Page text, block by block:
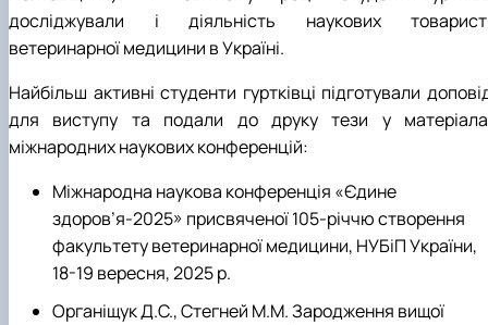
досліджували і діяльність наукових
ветеринарної медицини в Україні.
Найбільш активні студенти гуртківці підготували
для виступу та подали до друку тези у
міжнародних наукових конференцій:
Міжнародна наукова конференція «Єдине
здоров’я-2025» присвяченої 105-річчю створення
факультету ветеринарної медицини, НУБіП України,
18-19 вересня, 2025 р.
Органіщук Д.С., Стегней М.М. Зародження вищої